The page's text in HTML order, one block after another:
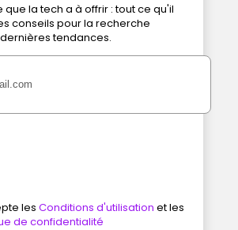
que la tech a à offrir : tout ce qu'il
conseils pour la recherche
tendances.
les Conditions d'utilisation et les
de confidentialité